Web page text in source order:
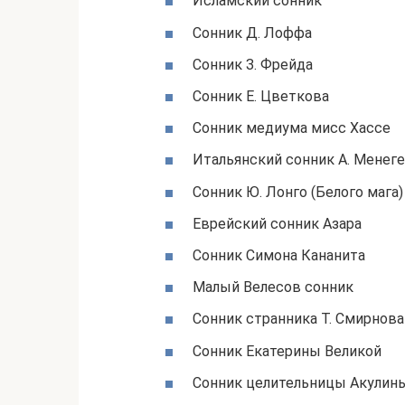
Сонник Д. Лоффа
Сонник З. Фрейда
Сонник Е. Цветкова
Сонник медиума мисс Хассе
Итальянский сонник А.
Сонник Ю. Лонго (Белого мага)
Еврейский сонник Азара
Сонник Симона Кананита
Малый Велесов сонник
Сонник странника Т. Смирнова
Сонник Екатерины Великой
Сонник целительницы